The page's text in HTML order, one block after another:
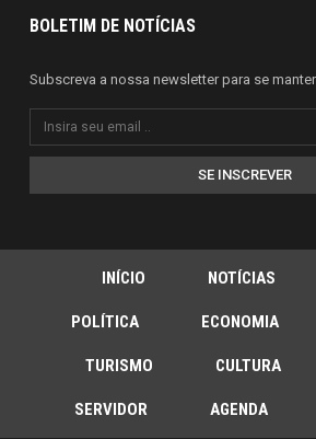
BOLETIM DE NOTÍCIAS
Subscreva a nossa newsletter para se
SE INSCREVER
INÍCIO NOTÍCIAS
POLÍTICA ECONOMIA
TURISMO CULTURA
SERVIDOR AGENDA